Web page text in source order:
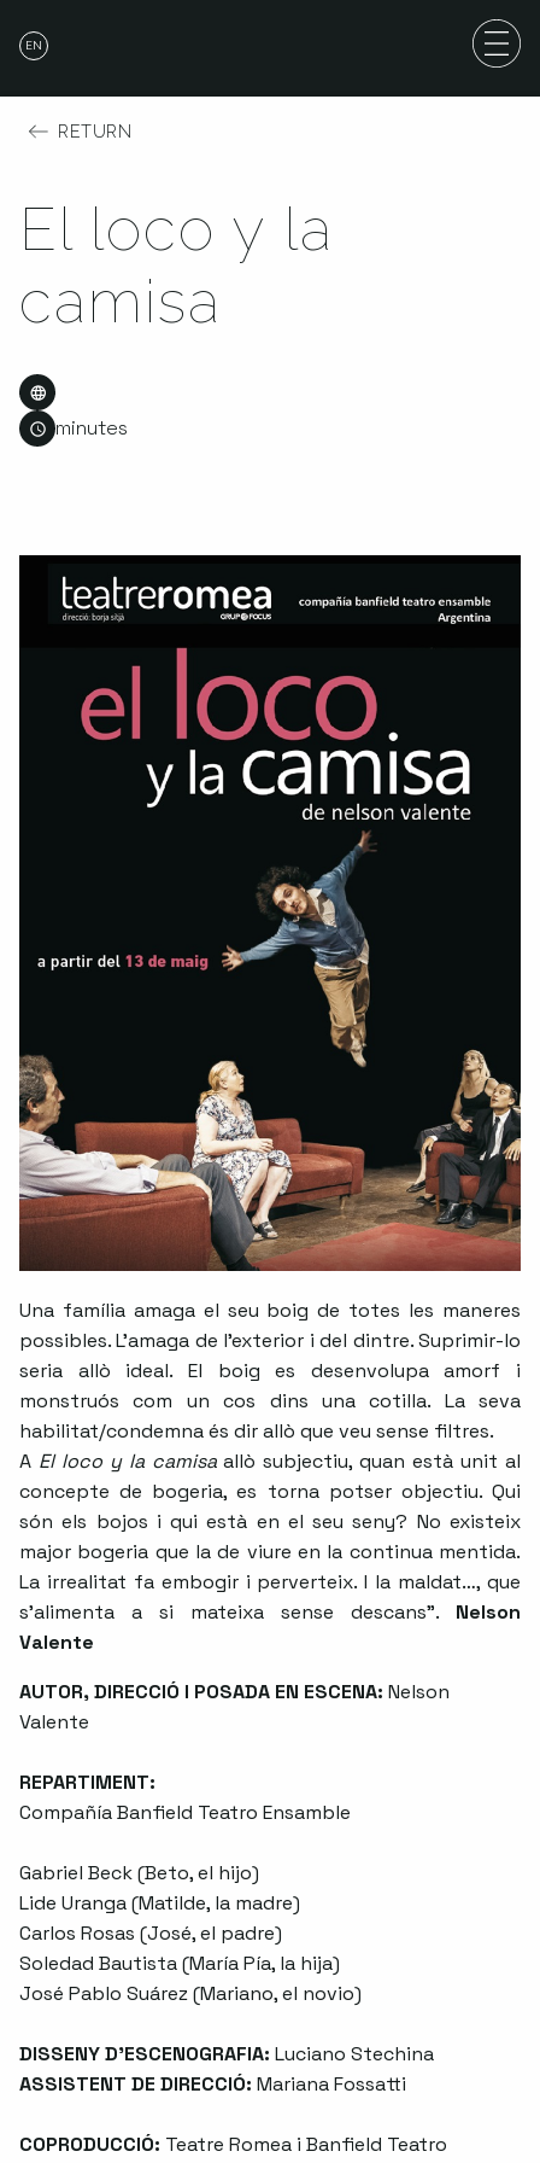
EN
RETURN
El loco y la
camisa
minutes
Una família amaga el seu boig de totes les maneres
possibles. L’amaga de l’exterior i del dintre. Suprimir-lo
seria allò ideal. El boig es desenvolupa amorf i
monstruós com un cos dins una cotilla. La seva
habilitat/condemna és dir allò que veu sense filtres.
A El loco y la camisaallò subjectiu, quan està unit al
concepte de bogeria, es torna potser objectiu. Qui
són els bojos i qui està en el seu seny? No existeix
major bogeria que la de viure en la continua mentida.
La irrealitat fa embogir i perverteix. I la maldat…, que
s’alimenta a si mateixa sense descans”. Nelson
Valente
AUTOR, DIRECCIÓ I POSADA EN ESCENA: Nelson
Valente
REPARTIMENT:
Compañía Banfield Teatro Ensamble
Gabriel Beck (Beto, el hijo)
Lide Uranga (Matilde, la madre)
Carlos Rosas (José, el padre)
Soledad Bautista (María Pía, la hija)
José Pablo Suárez (Mariano, el novio)
DISSENY D'ESCENOGRAFIA: Luciano Stechina
ASSISTENT DE DIRECCIÓ: Mariana Fossatti
COPRODUCCIÓ: Teatre Romea i Banfield Teatro